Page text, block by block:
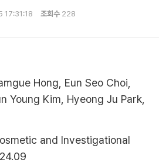
17:31:18 조회수 228
Hong, Eun Seo Choi,
Young Kim, Hyeong Ju Park,
and Investigational